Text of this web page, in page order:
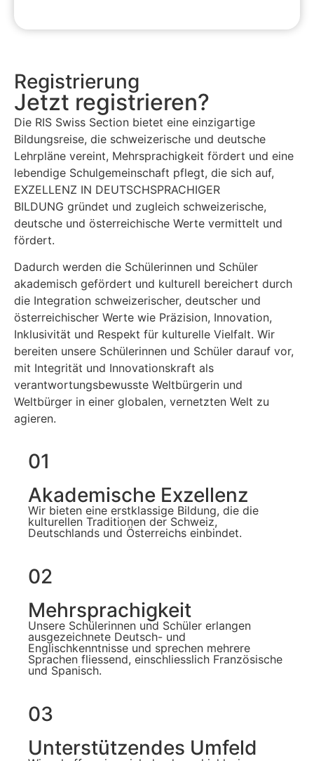
Registrierung
Jetzt registrieren?
Die RIS Swiss Section bietet eine einzigartige
Bildungsreise, die schweizerische und deutsche
Lehrpläne vereint, Mehrsprachigkeit fördert und eine
lebendige Schulgemeinschaft pflegt, die sich auf,
EXZELLENZ IN DEUTSCHSPRACHIGER
BILDUNG gründet und zugleich schweizerische,
deutsche und österreichische Werte vermittelt und
fördert.
Dadurch werden die Schülerinnen und Schüler
akademisch gefördert und kulturell bereichert durch
die Integration schweizerischer, deutscher und
österreichischer Werte wie Präzision, Innovation,
Inklusivität und Respekt für kulturelle Vielfalt. Wir
bereiten unsere Schülerinnen und Schüler darauf vor,
mit Integrität und Innovationskraft als
verantwortungsbewusste Weltbürgerin und
Weltbürger in einer globalen, vernetzten Welt zu
agieren.
01
Akademische Exzellenz
Wir bieten eine erstklassige Bildung, die die
kulturellen Traditionen der Schweiz,
Deutschlands und Österreichs einbindet.
02
Mehrsprachigkeit
Unsere Schülerinnen und Schüler erlangen
ausgezeichnete Deutsch- und
Englischkenntnisse und sprechen mehrere
Sprachen fliessend, einschliesslich Französische
und Spanisch.
03
Unterstützendes Umfeld